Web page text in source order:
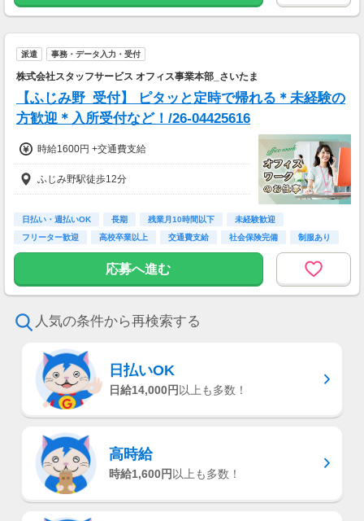
派遣 事務・データ入力・受付
株式会社スタッフサービス オフィス事業本部_さいたま
【ふじみ野_受付】 ピタッと定時で帰れる＊未経験の
方歓迎＊入所受付など！/26-04425616
時給1600円 +交通費支給
ふじみ野駅徒歩12分
日払い・週払いOK 長期 残業月10時間以下
未経験歓迎
フリーター歓迎
高校卒業以上 交通費支給 社会保険完備 制服あり
応募へ進む
人気の条件から再検索する
日払いOK
日給14,000円 以上も多数！
高時給
時給1,600円 以上も多数！